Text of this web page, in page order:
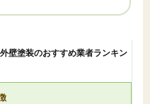
壁塗装のおすすめ業者ランキン